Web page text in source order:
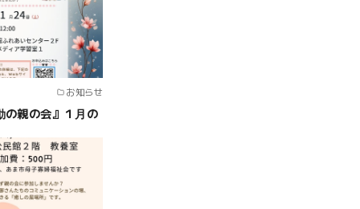
お知らせ
の親の会』１月の